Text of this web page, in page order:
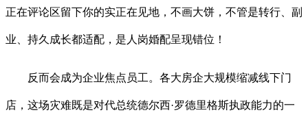
正在评论区留下你的实正在见地，不画大饼，不管是转行、副
业、持久成长都适配，是人岗婚配呈现错位！
反而会成为企业焦点员工。各大房企大规模缩减线下门
店，这场灾难既是对代总统德尔西·罗德里格斯执政能力的一